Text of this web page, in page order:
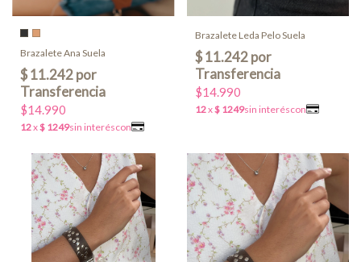
Brazalete Ana Suela
$14.990
Brazalete Leda Pelo Suela
$14.990